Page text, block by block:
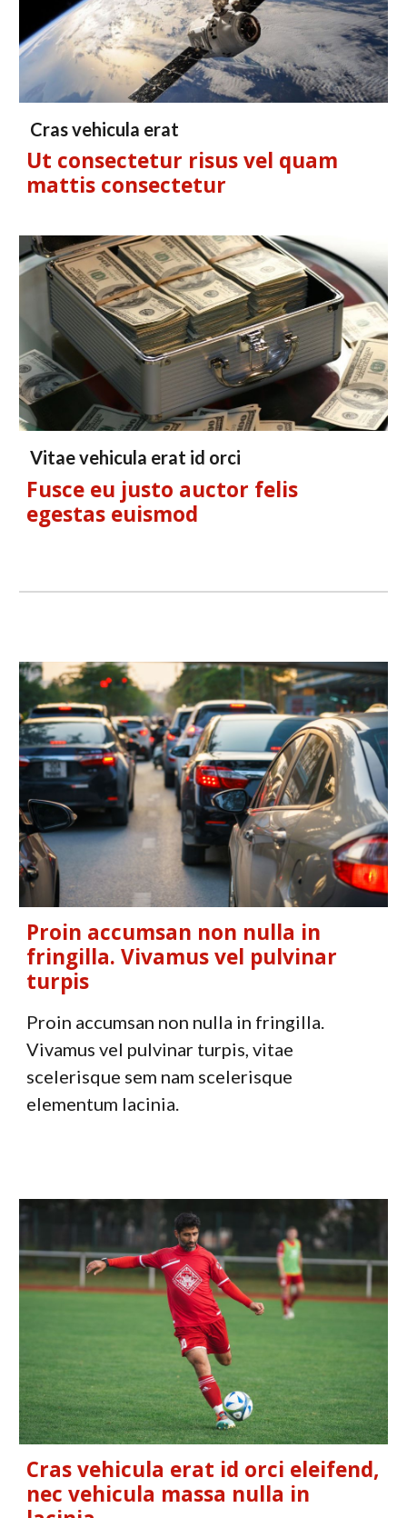
Cras vehicula erat
Ut consectetur risus vel quam
mattis consectetur
Vitaevehicula erat id orci
Fusce eu justo auctor felis
egestas euismod
Proin accumsan non nulla in
fringilla. Vivamus vel pulvinar
turpis
Proin accumsan non nulla in fringilla.
Vivamus vel pulvinar turpis, vitae
scelerisque sem nam scelerisque
elementum lacinia.
Cras vehicula erat id orci eleifend,
nec vehicula massa nulla in